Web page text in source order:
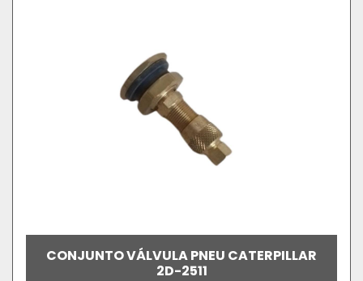
CONJUNTO VÁLVULA PNEU CATERPILLAR
2D-2511